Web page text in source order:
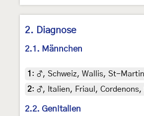
2. Diagnose
2.1. Männchen
1 : ♂, Schweiz, Wallis, St-
2: ♂, Italien, Friaul,
2.2. Genitalien